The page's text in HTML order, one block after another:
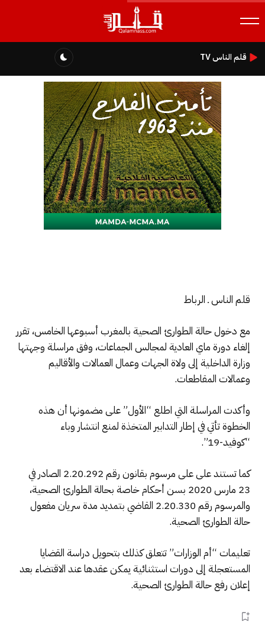
قلم الناس TV
قلم الناس ـ الرباط
مع دخول حالة الطوارئ الصحية بالمغرب أسبوعها الخامس، تقرر
إلغاء دورة ماي العادية لمجالس الجماعات، وفق مراسلة وجهتها
وزارة الداخلية إلى ولاة الجهات وعمال العمالات والأقاليم
وعمالات المقاطعات.
وأكدت المراسلة التي اطلع “الأول” على مضمونها أن هذه
الخطوة تأتي في إطار التدابير المتخذة لمنع انتشار وباء
“كوفيد-19”.
كما تستند على على مرسوم بقانون رقم 2.20.292 الصادر في
23 مارس 2020 بسن أحكام خاصة بحالة الطوارئ الصحية،
والمرسوم رقم 2.20.330 القاضي بتمديد مدة سريان مفعول
حالة الطوارئ الصحية.
تعليمات “أم الوزارات” تتعلق كذلك بتحويل دراسة القضايا
المستعجلة إلى دورات استثنائية يمكن عقدها عند الاقتضاء بعد
إعلان رفع حالة الطوارئ الصحية.